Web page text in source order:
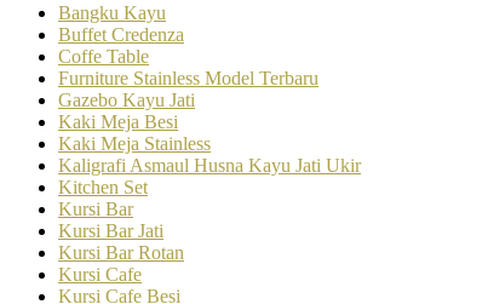
Bangku Kayu
Buffet Credenza
Coffe Table
Furniture Stainless Model Terbaru
Gazebo Kayu Jati
Kaki Meja Besi
Kaki Meja Stainless
Kaligrafi Asmaul Husna Kayu Jati Ukir
Kitchen Set
Kursi Bar
Kursi Bar Jati
Kursi Bar Rotan
Kursi Cafe
Kursi Cafe Besi